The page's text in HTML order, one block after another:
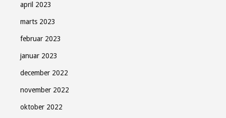
april 2023
marts 2023
februar 2023
januar 2023
december 2022
november 2022
oktober 2022